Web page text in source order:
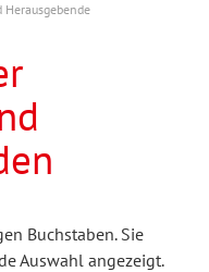
Buchstaben. Sie
Auswahl angezeigt.